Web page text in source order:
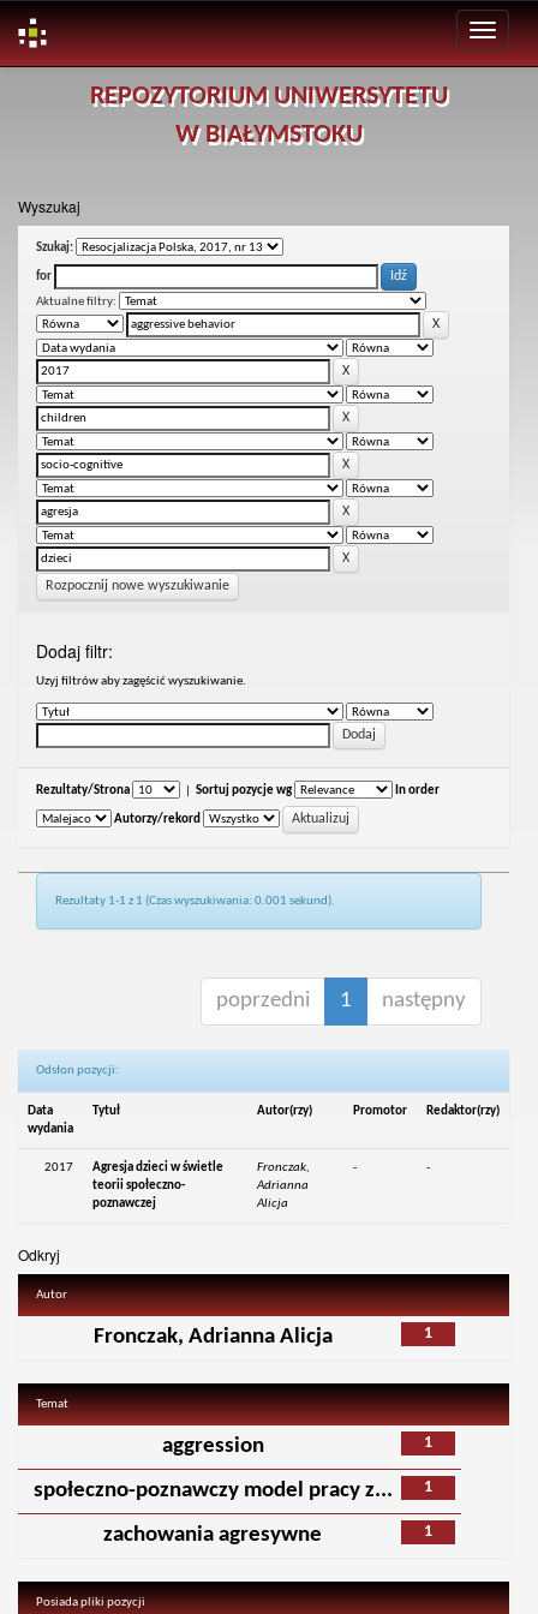
REPOZYTORIUM UNIWERSYTETU
W BIAŁYMSTOKU
Wyszukaj
Szukaj:
for
Aktualne filtry:
Rozpocznij nowe wyszukiwanie
Dodaj filtr:
Uzyj filtrów aby zagęścić wyszukiwanie.
Rezultaty/Strona Sortuj pozycje wg In order
Autorzy/rekord
Rezultaty 1-1 z 1 (Czas wyszukiwania: 0.001 sekund).
poprzedni 1 następny
Odsłon pozycji:
Data
wydania
Tytuł Autor(rzy) Promotor Redaktor(rzy)
2017
Agresja dzieci w świetle
teorii społeczno-
poznawczej
Fronczak,
Adrianna
Alicja
- -
Odkryj
Autor
1
Fronczak, Adrianna Alicja
Temat
1
aggression
1
społeczno-poznawczy model pracy z...
1
zachowania agresywne
Posiada pliki pozycji